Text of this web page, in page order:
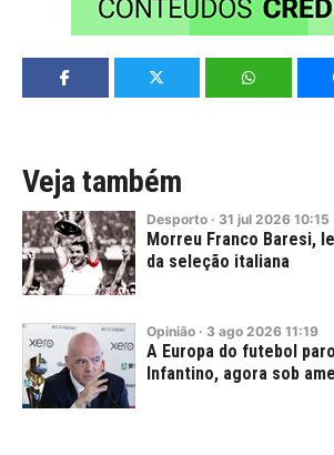
Veja também
Desporto · 31 jul 2026 10:15
Morreu Franco Baresi,
da seleção italiana
Opinião · 3 ago 2026 11:19
A Europa do futebol
Infantino, agora sob